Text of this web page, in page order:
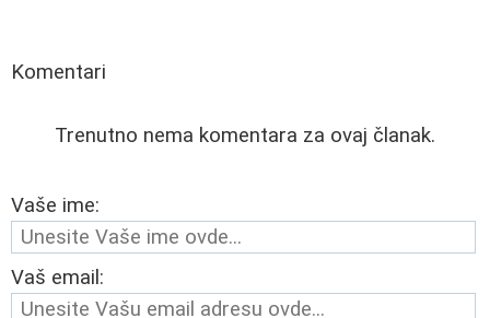
Komentari
Trenutno nema komentara za ovaj članak.
Vaše ime:
Vaš email: